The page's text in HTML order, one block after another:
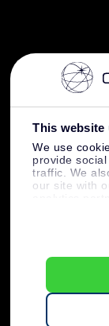
This website
We use
provide
traffic. We
our site with
information